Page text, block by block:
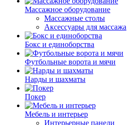
Массажное оборудование
Массажные столы
Аксессуары для массажа
Бокс и единоборства
Футбольные ворота и мячи
Нарды и шахматы
Покер
Мебель и интерьер
Интерьерные панели